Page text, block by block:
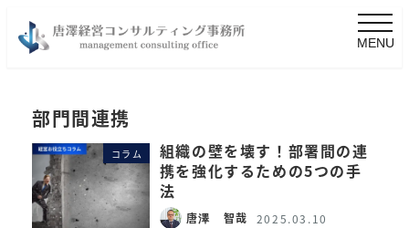
MENU
部門間連携
コラム
組織の壁を壊す！部署間の連
携を強化するための5つの手
法
唐澤 智哉 2025.03.10